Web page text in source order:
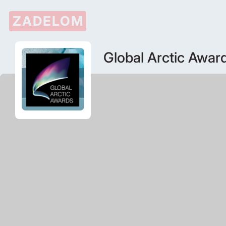
ZADELOM
Global Arctic